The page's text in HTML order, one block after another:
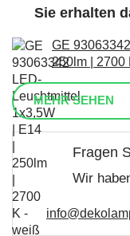
Sie erhalten
GE
250lm | 2700
MEHR SEHEN
Fragen
Wir